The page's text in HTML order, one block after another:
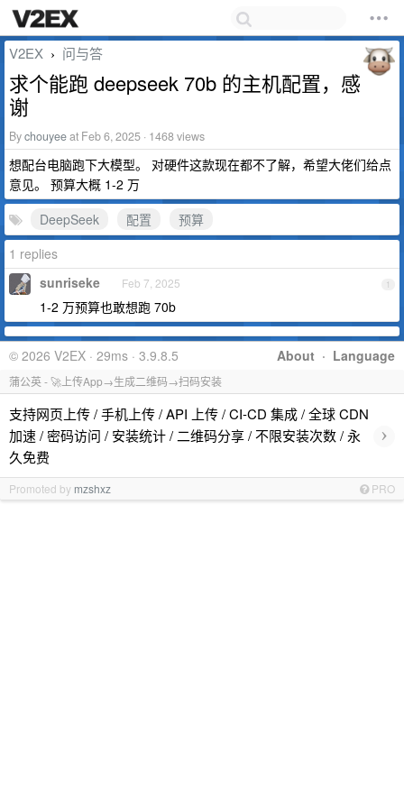
V2EX › 问与答
求个能跑 deepseek 70b 的主机配置，感
谢
Bychouyeeat Feb 6, 2025 · 1468 views
想配台电脑跑下大模型。 对硬件这款现在都不了解，希望大佬们给点
意见。 预算大概 1-2 万
DeepSeek
配置
预算
1 replies
1
sunriseke Feb 7, 2025
1-2 万预算也敢想跑 70b
About · Language
© 2026 V2EX · 29ms · 3.9.8.5
蒲公英 - 🚀上传App→生成二维码→扫码安装
支持网页上传 / 手机上传 / API 上传 / CI-CD 集成 / 全球 CDN
加速 / 密码访问 / 安装统计 / 二维码分享 / 不限安装次数 / 永
久免费
›
Promoted by mzshxz PRO